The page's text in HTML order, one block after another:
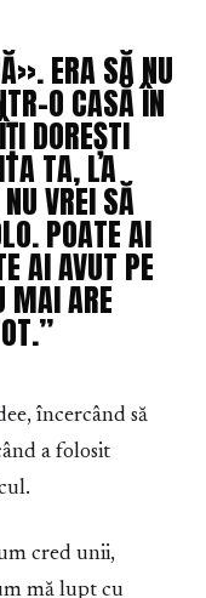
ERA SĂ NU
O CASĂ ÎN
DOREȘTI
TA, LA
VREI SĂ
POATE AI
AI AVUT PE
MAI ARE
încercând să
a folosit
cred unii,
mă lupt cu